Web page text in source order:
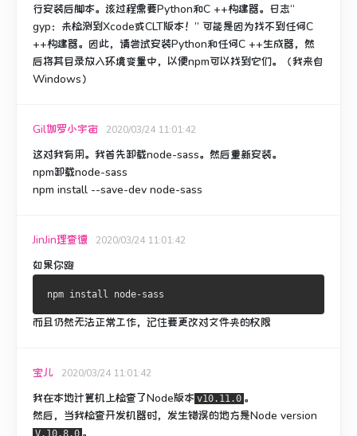
行安装后脚本。 该过程需要Python和C ++构建器。 日志“
gyp：未检测到Xcode或CLT版本！” 可能是因为找不到任何C
++构建器。 因此，请尝试安装Python和任何C ++生成器，然
后将其目录放入环境变量中，以便npm可以找到它们。
（我来自
Windows）
Gil伽罗小宇宙 2020/03/24 11:01:42
这对我有用。 我首先卸载node-sass。 然后重新安装。
npm卸载node-sass
npm install --save-dev node-sass
JinJin理查德 2020/03/24 11:01:42
如果你跑
而且仍然无法正常工作，记住要更改对文件夹的权限
宝儿 2020/03/24 11:01:42
我在本地计算机上检查了Node版本 v10.11.0 。
然后，当我检查开发机器时，发生错误的地方是Node version
V.10.8.0